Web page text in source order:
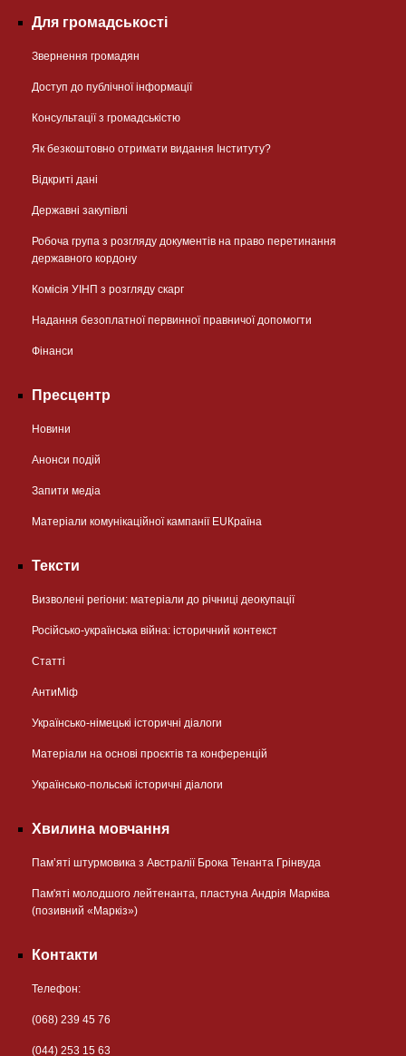
Для громадськості
Звернення громадян
Доступ до публічної інформації
Консультації з громадськістю
Як безкоштовно отримати видання Інституту?
Відкриті дані
Державні закупівлі
Робоча група з розгляду документів на право перетинання
державного кордону
Комісія УІНП з розгляду скарг
Надання безоплатної первинної правничої допомогти
Фінанси
Пресцентр
Новини
Анонси подій
Запити медіа
Матеріали комунікаційної кампанії EUКраїна
Тексти
Визволені регіони: матеріали до річниці деокупації
Російсько-українська війна: історичний контекст
Статті
АнтиМіф
Українсько-німецькі історичні діалоги
Матеріали на основі проєктів та конференцій
Українсько-польські історичні діалоги
Хвилина мовчання
Пам’яті штурмовика з Австралії Брока Тенанта Грінвуда
Пам'яті молодшого лейтенанта, пластуна Андрія Марківа
(позивний «Маркіз»)
Контакти
Телефон:
(068) 239 45 76
(044) 253 15 63